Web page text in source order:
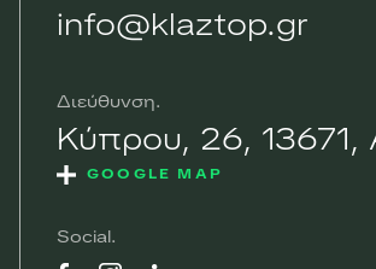
info@klaztop.gr
Διεύθυνση
Κύπρου, 26, 13671,
GOOGLE MAP
Social